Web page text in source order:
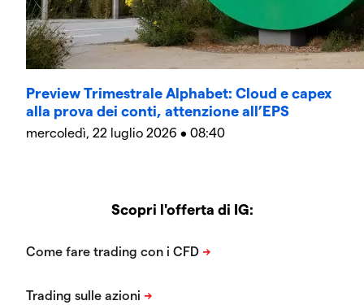
Preview Trimestrale Alphabet: Cloud e capex
alla prova dei conti, attenzione all’EPS
mercoledì, 22 luglio 2026 • 08:40
Scopri l'offerta di IG: